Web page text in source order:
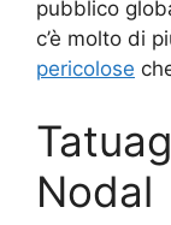
pubblico
c’è molto di
pericolose
Nodal